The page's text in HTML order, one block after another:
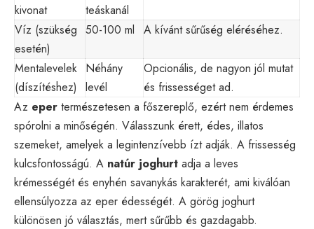
kivonat
teáskanál
Víz (szükség
esetén)
50-100 ml A kívánt sűrűség eléréséhez.
Mentalevelek
(díszítéshez)
Néhány
levél
Opcionális, de nagyon jól mutat
és frissességet ad.
Az eper természetesen a főszereplő, ezért nem érdemes
spórolni a minőségén. Válasszunk érett, édes, illatos
szemeket, amelyek a legintenzívebb ízt adják. A frissesség
kulcsfontosságú. A natúr joghurt adja a leves
krémességét és enyhén savanykás karakterét, ami kiválóan
ellensúlyozza az eper édességét. A görög joghurt
különösen jó választás, mert sűrűbb és gazdagabb.